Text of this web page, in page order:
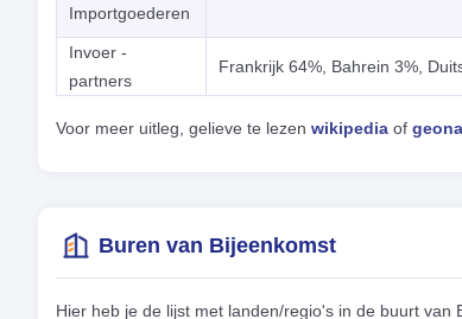
Importgoederen
Invoer -
partners
Frankrijk 64%, Bahrein 3%,
Voor meer uitleg, gelieve te lezen wikipedia of
Buren van Bijeenkomst
Hier heb je de lijst met landen/regio's in de buurt